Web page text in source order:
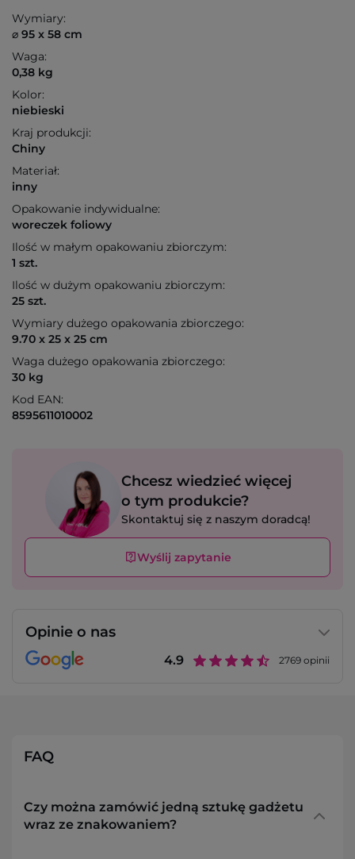
Wymiary:
⌀ 95 x 58 cm
Waga:
0,38 kg
Kolor:
niebieski
Kraj produkcji:
Chiny
Materiał:
inny
Opakowanie indywidualne:
woreczek foliowy
Ilość w małym opakowaniu zbiorczym:
1 szt.
Ilość w dużym opakowaniu zbiorczym:
25 szt.
Wymiary dużego opakowania zbiorczego:
9.70 x 25 x 25 cm
Waga dużego opakowania zbiorczego:
30 kg
Kod EAN:
8595611010002
Chcesz wiedzieć więcej
o tym produkcie?
Skontaktuj się z naszym doradcą!
Wyślij zapytanie
Opinie o nas
4.9 2769 opinii
FAQ
Czy można zamówić jedną sztukę gadżetu
wraz ze znakowaniem?